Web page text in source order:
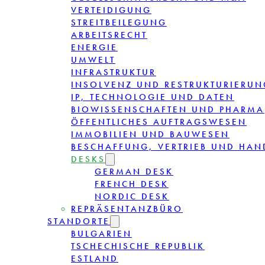
VERTEIDIGUNG
STREITBEILEGUNG
ARBEITSRECHT
ENERGIE
UMWELT
INFRASTRUKTUR
INSOLVENZ UND
IP, TECHNOLOGIE UND DATEN
BIOWISSENSCHAFTEN UND PHARMA
ÖFFENTLICHES AUFTRAGSWESEN
IMMOBILIEN UND BAUWESEN
BESCHAFFUNG, VERTRIEB UND
DESKS
GERMAN DESK
FRENCH DESK
NORDIC DESK
REPRÄSENTANZBÜRO
STANDORTE
BULGARIEN
TSCHECHISCHE REPUBLIK
ESTLAND